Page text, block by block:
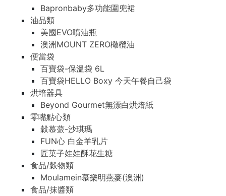
Bapronbaby多功能圍兜裙
油品類
美國EVO噴油瓶
澳洲MOUNT ZERO橄欖油
便當袋
百寶袋-保溫袋 6L
百寶袋HELLO Boxy 今天午餐自己袋
烘培器具
Beyond Gourmet無漂白烘焙紙
零嘴點心類
穀慕蒎-沙琪瑪
FUN心 白金羊乳片
匠菓子娃娃酥花生糖
食品/穀物類
Moulamein慕樂明燕麥(澳洲)
食品/抹醬類